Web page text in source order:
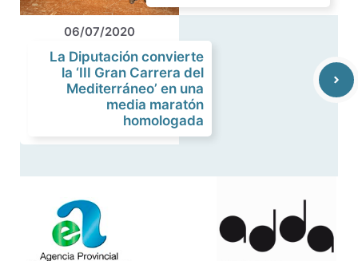
06/07/2020
La Diputación convierte
la ‘III Gran Carrera del
Mediterráneo’ en una
media maratón
homologada